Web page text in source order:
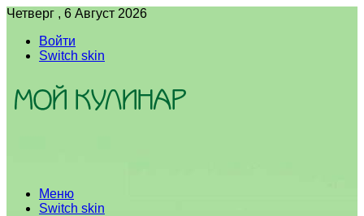
Четверг , 6 Август 2026
Войти
Switch skin
Меню
Switch skin